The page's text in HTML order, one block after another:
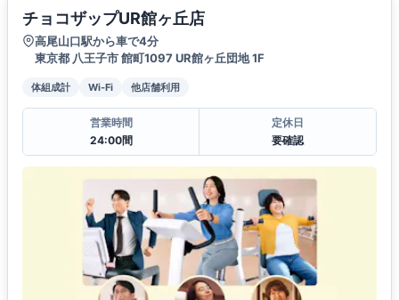
チョコザップUR館ヶ丘店
高尾山口駅から車で4分
東京都 八王子市 館町1097 UR館ヶ丘団地 1F
体組成計 Wi-Fi 他店舗利用
営業時間
24:00間
定休日
要確認